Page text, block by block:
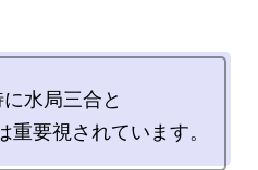
に水局三合と